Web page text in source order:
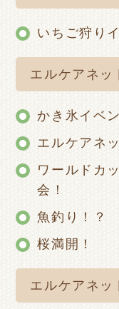
いちご狩り
エルケアネッ
かき氷イベ
エルケアネ
ワールドカ
会！
魚釣り！？
桜満開！
エルケアネッ